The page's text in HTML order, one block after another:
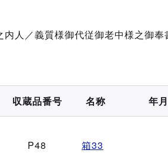
内人／義質様御代従御老中様之御奉
収蔵品番号 名称 年
P48 箱33